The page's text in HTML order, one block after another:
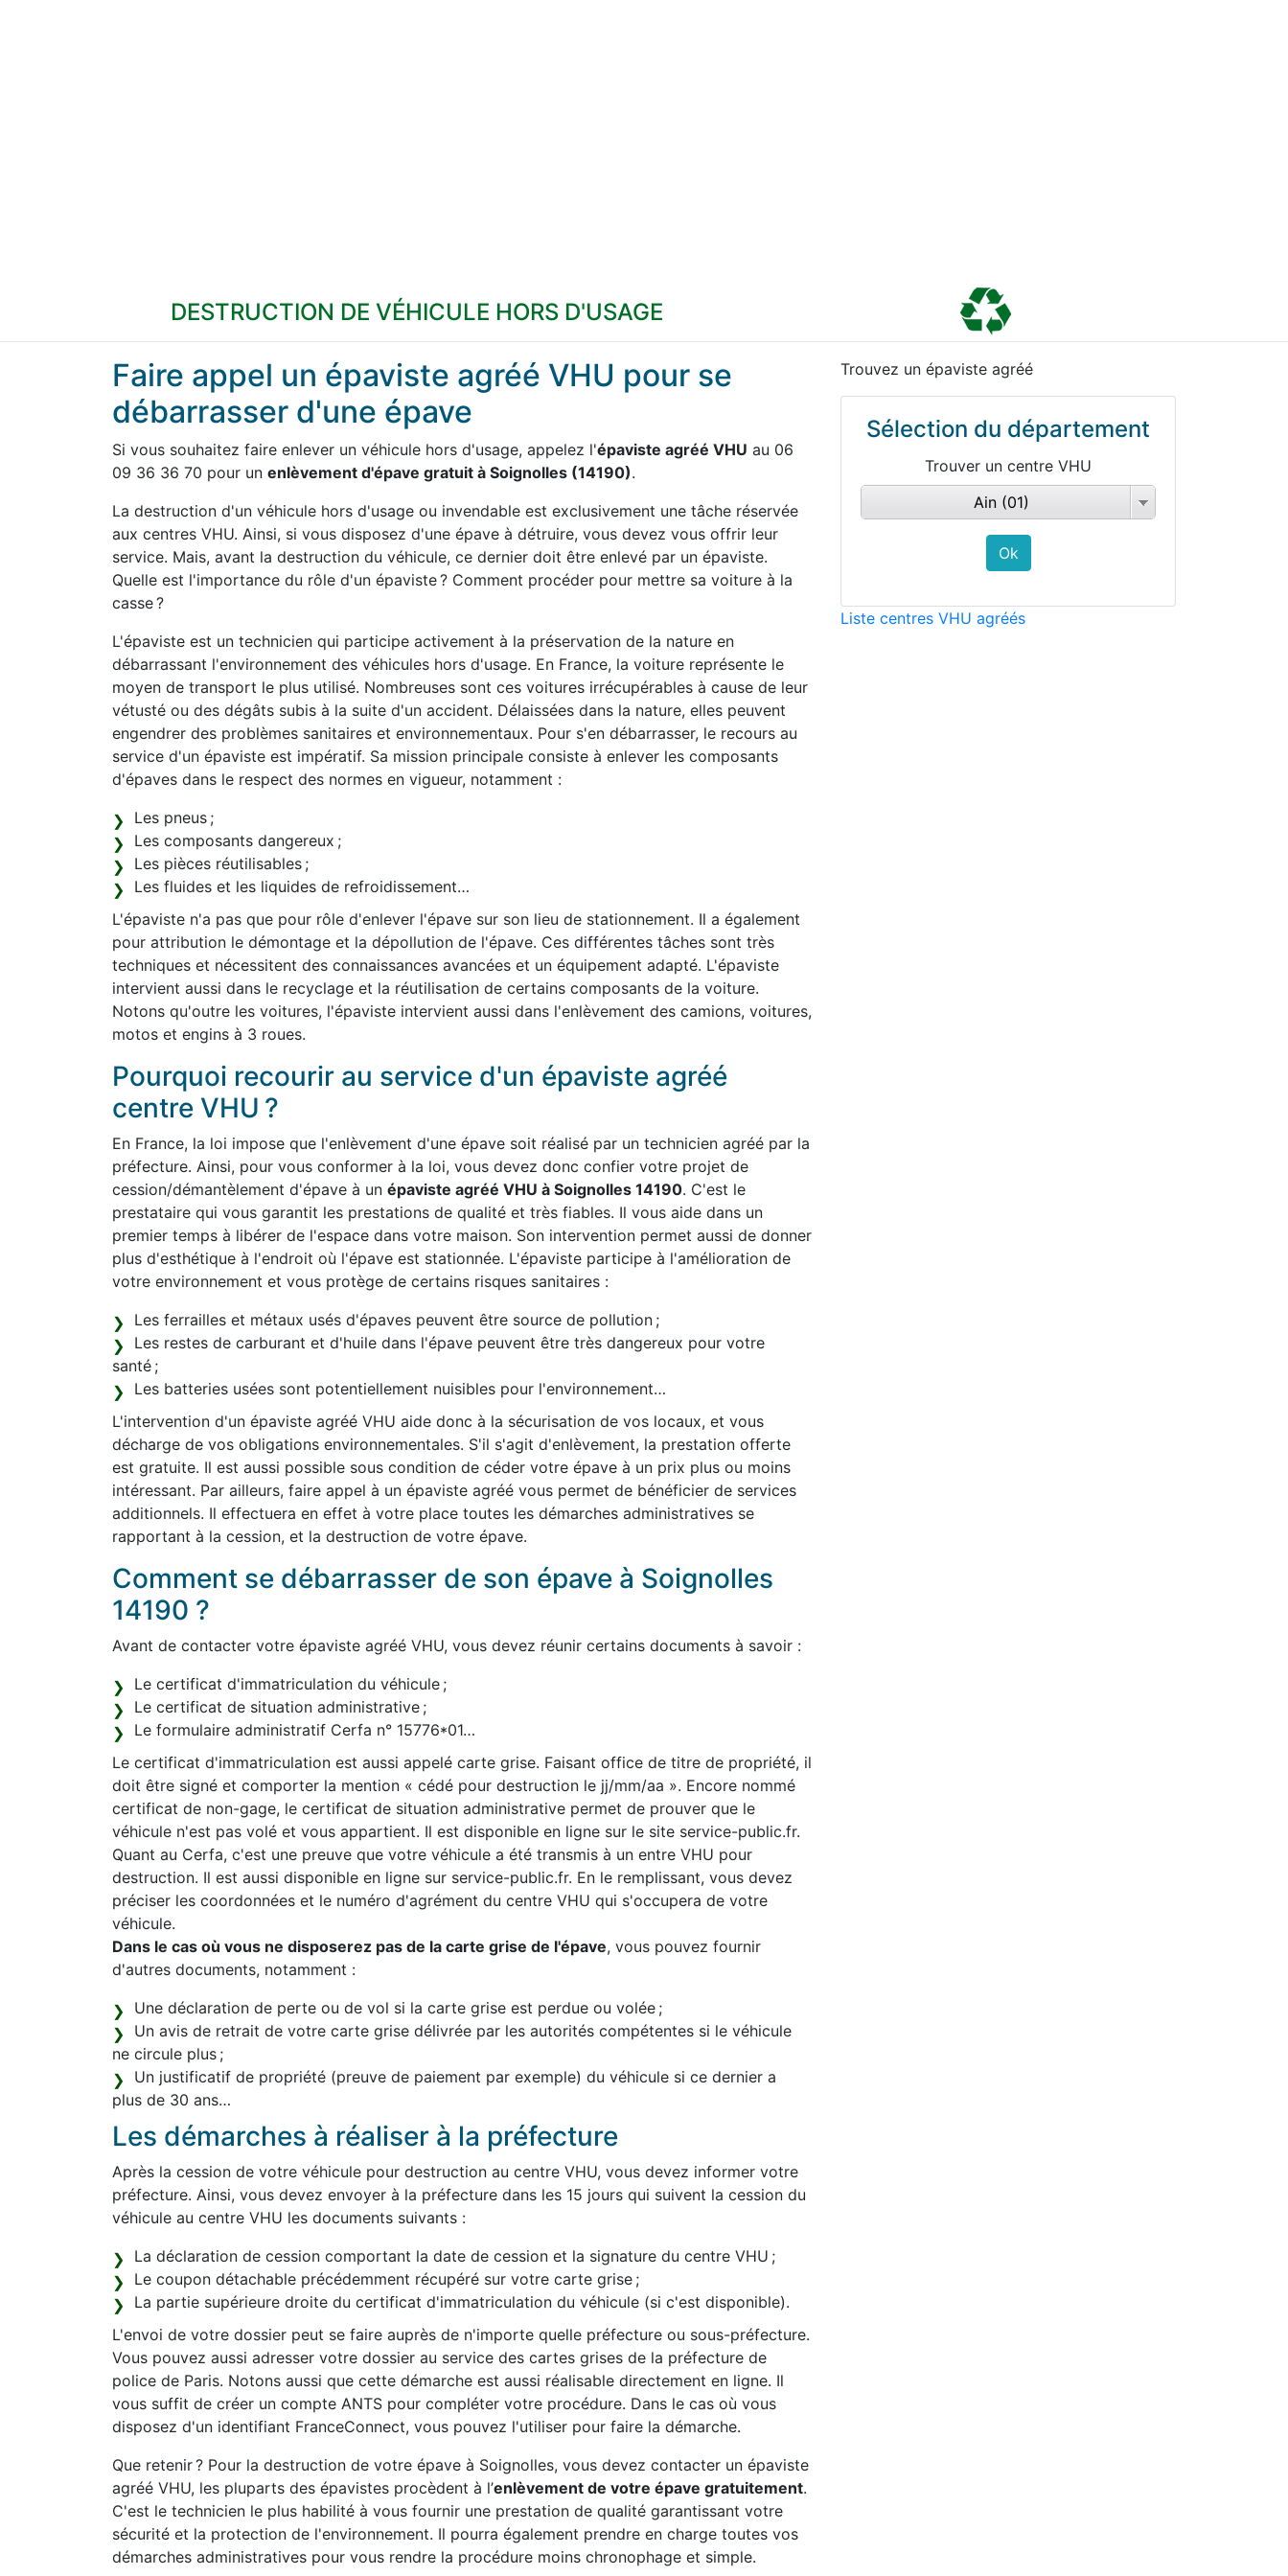
DESTRUCTION DE VÉHICULE HORS D'USAGE
Faire appel un épaviste agréé VHU pour se
débarrasser d'une épave
Si vous souhaitez faire enlever un véhicule hors d'usage, appelez l'épaviste agréé VHU au 06
09 36 36 70 pour un enlèvement d'épave gratuit à Soignolles (14190).
La destruction d'un véhicule hors d'usage ou invendable est exclusivement une tâche réservée
aux centres VHU. Ainsi, si vous disposez d'une épave à détruire, vous devez vous offrir leur
service. Mais, avant la destruction du véhicule, ce dernier doit être enlevé par un épaviste.
Quelle est l'importance du rôle d'un épaviste ? Comment procéder pour mettre sa voiture à la
casse ?
L'épaviste est un technicien qui participe activement à la préservation de la nature en
débarrassant l'environnement des véhicules hors d'usage. En France, la voiture représente le
moyen de transport le plus utilisé. Nombreuses sont ces voitures irrécupérables à cause de leur
vétusté ou des dégâts subis à la suite d'un accident. Délaissées dans la nature, elles peuvent
engendrer des problèmes sanitaires et environnementaux. Pour s'en débarrasser, le recours au
service d'un épaviste est impératif. Sa mission principale consiste à enlever les composants
d'épaves dans le respect des normes en vigueur, notamment :
Les pneus ;
Les composants dangereux ;
Les pièces réutilisables ;
Les fluides et les liquides de refroidissement…
L'épaviste n'a pas que pour rôle d'enlever l'épave sur son lieu de stationnement. Il a également
pour attribution le démontage et la dépollution de l'épave. Ces différentes tâches sont très
techniques et nécessitent des connaissances avancées et un équipement adapté. L'épaviste
intervient aussi dans le recyclage et la réutilisation de certains composants de la voiture.
Notons qu'outre les voitures, l'épaviste intervient aussi dans l'enlèvement des camions, voitures,
motos et engins à 3 roues.
Pourquoi recourir au service d'un épaviste agréé
centre VHU ?
En France, la loi impose que l'enlèvement d'une épave soit réalisé par un technicien agréé par la
préfecture. Ainsi, pour vous conformer à la loi, vous devez donc confier votre projet de
cession/démantèlement d'épave à un épaviste agréé VHU à Soignolles 14190. C'est le
prestataire qui vous garantit les prestations de qualité et très fiables. Il vous aide dans un
premier temps à libérer de l'espace dans votre maison. Son intervention permet aussi de donner
plus d'esthétique à l'endroit où l'épave est stationnée. L'épaviste participe à l'amélioration de
votre environnement et vous protège de certains risques sanitaires :
Les ferrailles et métaux usés d'épaves peuvent être source de pollution ;
Les restes de carburant et d'huile dans l'épave peuvent être très dangereux pour votre
santé ;
Les batteries usées sont potentiellement nuisibles pour l'environnement…
L'intervention d'un épaviste agréé VHU aide donc à la sécurisation de vos locaux, et vous
décharge de vos obligations environnementales. S'il s'agit d'enlèvement, la prestation offerte
est gratuite. Il est aussi possible sous condition de céder votre épave à un prix plus ou moins
intéressant. Par ailleurs, faire appel à un épaviste agréé vous permet de bénéficier de services
additionnels. Il effectuera en effet à votre place toutes les démarches administratives se
rapportant à la cession, et la destruction de votre épave.
Comment se débarrasser de son épave à Soignolles
14190 ?
Avant de contacter votre épaviste agréé VHU, vous devez réunir certains documents à savoir :
Le certificat d'immatriculation du véhicule ;
Le certificat de situation administrative ;
Le formulaire administratif Cerfa n° 15776*01…
Le certificat d'immatriculation est aussi appelé carte grise. Faisant office de titre de propriété, il
doit être signé et comporter la mention « cédé pour destruction le jj/mm/aa ». Encore nommé
certificat de non-gage, le certificat de situation administrative permet de prouver que le
véhicule n'est pas volé et vous appartient. Il est disponible en ligne sur le site service-public.fr.
Quant au Cerfa, c'est une preuve que votre véhicule a été transmis à un entre VHU pour
destruction. Il est aussi disponible en ligne sur service-public.fr. En le remplissant, vous devez
préciser les coordonnées et le numéro d'agrément du centre VHU qui s'occupera de votre
véhicule.
Dans le cas où vous ne disposerez pas de la carte grise de l'épave, vous pouvez fournir
d'autres documents, notamment :
Une déclaration de perte ou de vol si la carte grise est perdue ou volée ;
Un avis de retrait de votre carte grise délivrée par les autorités compétentes si le véhicule
ne circule plus ;
Un justificatif de propriété (preuve de paiement par exemple) du véhicule si ce dernier a
plus de 30 ans…
Les démarches à réaliser à la préfecture
Après la cession de votre véhicule pour destruction au centre VHU, vous devez informer votre
préfecture. Ainsi, vous devez envoyer à la préfecture dans les 15 jours qui suivent la cession du
véhicule au centre VHU les documents suivants :
La déclaration de cession comportant la date de cession et la signature du centre VHU ;
Le coupon détachable précédemment récupéré sur votre carte grise ;
La partie supérieure droite du certificat d'immatriculation du véhicule (si c'est disponible).
L'envoi de votre dossier peut se faire auprès de n'importe quelle préfecture ou sous-préfecture.
Vous pouvez aussi adresser votre dossier au service des cartes grises de la préfecture de
police de Paris. Notons aussi que cette démarche est aussi réalisable directement en ligne. Il
vous suffit de créer un compte ANTS pour compléter votre procédure. Dans le cas où vous
disposez d'un identifiant FranceConnect, vous pouvez l'utiliser pour faire la démarche.
Que retenir ? Pour la destruction de votre épave à Soignolles, vous devez contacter un épaviste
agréé VHU, les pluparts des épavistes procèdent à l’enlèvement de votre épave gratuitement.
C'est le technicien le plus habilité à vous fournir une prestation de qualité garantissant votre
sécurité et la protection de l'environnement. Il pourra également prendre en charge toutes vos
démarches administratives pour vous rendre la procédure moins chronophage et simple.
Trouvez un épaviste agréé
Sélection du département
Trouver un centre VHU
Ain (01)
Liste centres VHU agréés